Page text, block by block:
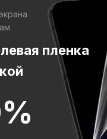
пленка